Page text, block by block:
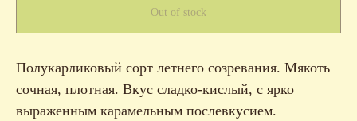
Out of stock
Полукарликовый сорт летнего созревания. Мякоть
сочная, плотная. Вкус сладко-кислый, с ярко
выраженным карамельным послевкусием.